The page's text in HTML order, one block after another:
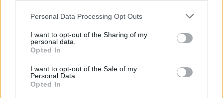
Personal Data Processing Opt Outs
I want to opt-out of the Sharing of my
personal data.
Opted In
I want to opt-out of the Sale of my
Personal Data.
Opted In
feltevődik a kérdés: miért nem léptek a
hatóságok korábban? Miért nap csaptak le
már hónapokkal, vagy akár évekkel ezelőtt
a szélsőjobboldali, neolegionárius erőkre?